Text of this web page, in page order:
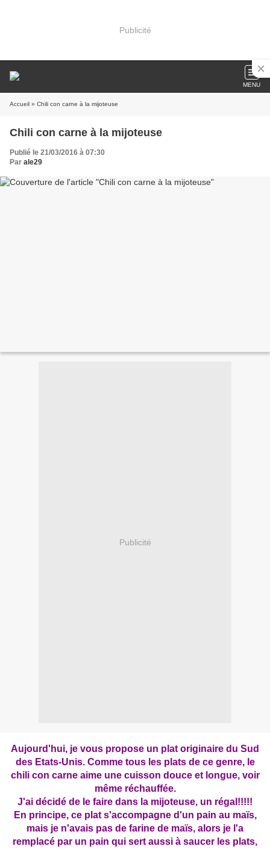
Publicité
MENU
Accueil » Chili con carne à la mijoteuse
Chili con carne à la mijoteuse
Publié le 21/03/2016 à 07:30
Par ale29
Publicité
Aujourd'hui, je vous propose un plat originaire du Sud
des Etats-Unis. Comme tous les plats de ce genre, le
chili con carne aime une cuisson douce et longue, voir
même réchauffée.
J'ai décidé de le faire dans la mijoteuse, un régal!!!!!
En principe, ce plat s'accompagne d'un pain au maïs,
mais je n'avais pas de farine de maïs, alors je l'a
remplacé par un pain qui sert aussi à saucer les plats,